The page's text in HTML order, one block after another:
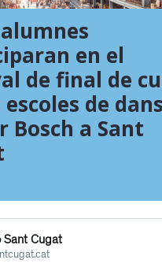
en el
de final de
escoles de
Bosch a Sant
Sant Cugat